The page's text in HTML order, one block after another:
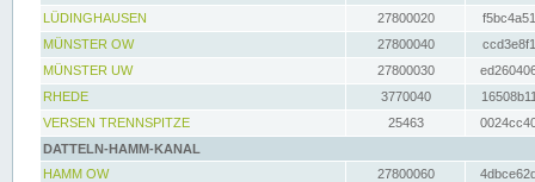
LÜDINGHAUSEN
27800020
MÜNSTER OW
27800040
MÜNSTER UW
27800030
RHEDE
3770040
VERSEN TRENNSPITZE
25463
DATTELN-HAMM-KANAL
HAMM OW
27800060